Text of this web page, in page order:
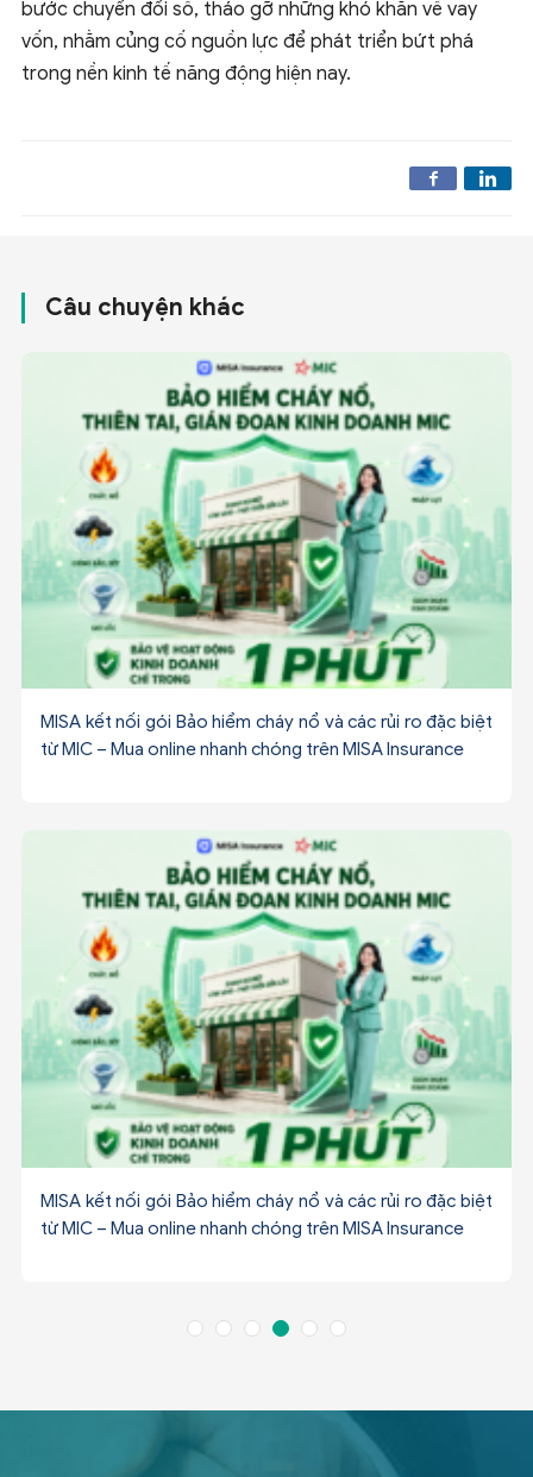
bước chuyển đổi số, tháo gỡ những khó khăn về vay
vốn, nhằm củng cố nguồn lực để phát triển bứt phá
trong nền kinh tế năng động hiện nay.
Câu chuyện khác
MISA kết nối gói Bảo hiểm cháy nổ và các rủi ro đặc biệt
từ MIC – Mua online nhanh chóng trên MISA Insurance
MISA kết nối gói Bảo hiểm cháy nổ và các rủi ro đặc biệt
từ MIC – Mua online nhanh chóng trên MISA Insurance